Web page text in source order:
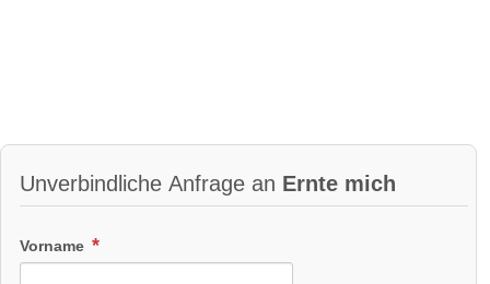
Unverbindliche Anfrage an Ernte mich
Vorname